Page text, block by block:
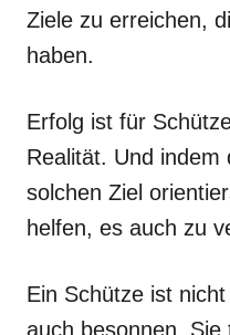
Ziele zu erreichen,
haben.
Erfolg ist für
Realität. Und indem
solchen Ziel
helfen, es auch zu
Ein Schütze ist
auch besonnen.